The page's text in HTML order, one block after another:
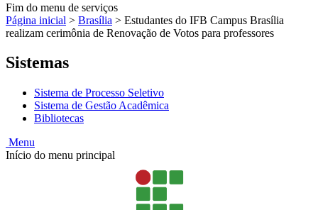
Fim do menu de serviços
Página inicial > Brasília > Estudantes do IFB Campus Brasília
realizam cerimônia de Renovação de Votos para professores
Sistemas
Sistema de Processo Seletivo
Sistema de Gestão Acadêmica
Bibliotecas
Menu
Início do menu principal